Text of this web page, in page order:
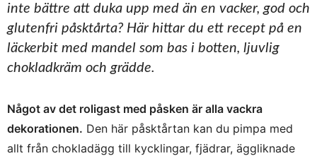
inte bättre att duka upp med än en vacker, god och
glutenfri påsktårta? Här hittar du ett recept på en
läckerbit med mandel som bas i botten, ljuvlig
chokladkräm och grädde.
Något av det roligast med påsken är alla vackra
dekorationen. Den här påsktårtan kan du pimpa med
allt från chokladägg till kycklingar, fjädrar, äggliknade